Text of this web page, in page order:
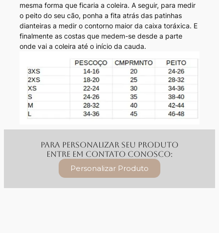
mesma forma que ficaria a coleira. A seguir, para medir
o peito do seu cão, ponha a fita atrás das patinhas
dianteiras a medir o contorno maior da caixa toráxica. E
finalmente as costas que medem-se desde a parte
onde vai a coleira até o início da cauda.
Para personalizar seu produto
entre em contato conosco:
Personalizar Produto